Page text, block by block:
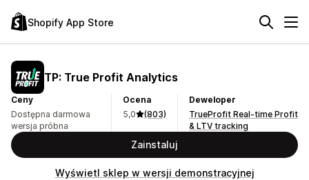
Shopify App Store
TP: True Profit Analytics
Ceny
Dostępna darmowa
wersja próbna
Ocena
5,0
(803)
Deweloper
TrueProfit Real-time Profit
& LTV tracking
Zainstaluj
Wyświetl sklep w wersji demonstracyjnej